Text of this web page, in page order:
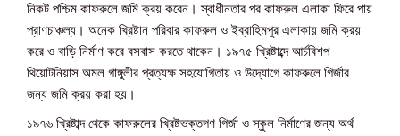
নিকট পশ্চিম কাফরুলে জমি ক্রয় করেন। স্বাধীনতার পর কাফরুল এলাকা ফিরে পায়
প্রাণচাঞ্চল্য। অনেক খ্রিষ্টান পরিবার কাফরুল ও ইব্রাহিমপুর এলাকায় জমি ক্রয়
করে ও বাড়ি নির্মাণ করে বসবাস করতে থাকেন। ১৯৭৫ খ্রিষ্টাব্দে আর্চবিশপ
থিয়োটনিয়াস অমল গাঙ্গুলীর প্রত্যক্ষ সহযোগিতায় ও উদ্যোগে কাফরুলে গির্জার
জন্য জমি ক্রয় করা হয়।
১৯৭৬ খ্রিষ্টাব্দ থেকে কাফরুলের খ্রিষ্টভক্তগণ গির্জা ও স্কুল নির্মাণের জন্য অর্থ